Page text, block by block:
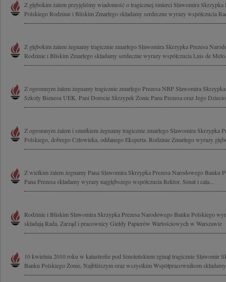
Z głębokim żalem przyjęliśmy wiadomość o tragicznej śmierci Sławomira
Polskiego Rodzinie i Bliskim Zmarłego składamy serdeczne wyrazy współczucia
Z głębokim żalem żegnamy tragicznie zmarłego Sławomira Skrzypka Prezesa
Rodzinie i Bliskim Zmarłego składamy serdeczne wyrazy współczucia Luis de
Z ogromnym żalem żegnamy tragicznie zmarłego Prezesa NBP Sławomira
Szkoły Biznesu UEK. Pani Dorocie Skrzypek Żonie Pana Prezesa oraz Jego
Z ogromnym żalem i smutkiem żegnamy tragicznie zmarłego Sławomira Skrzypka
Polskiego, dobrego Człowieka, oddanego Eksperta. Rodzinie Zmarłego wyrazy
Z wielkim żalem żegnamy Pana Sławomira Skrzypka Prezesa Narodowego Banku
Pana Prezesa składamy wyrazy najgłębszego współczucia Rektor, Senat i cała...
Rodzinie i Bliskim Sławomira Skrzypka Prezesa Narodowego Banku Polskiego
składają Rada, Zarząd i pracownicy Giełdy Papierów Wartościowych w Warszawie
10 kwietnia 2010 roku w katastrofie pod Smoleńskiem zginął tragicznie Sławomir
Banku Polskiego Żonie, Najbliższym oraz wszystkim Współpracownikom